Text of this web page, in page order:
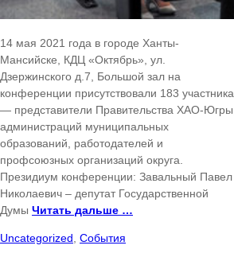
14 мая 2021 года в городе Ханты-
Мансийске, КДЦ «Октябрь», ул.
Дзержинского д.7, Большой зал на
конференции присутствовали 183 участника
— представители Правительства ХАО-Югры,
администраций муниципальных
образований, работодателей и
профсоюзных организаций округа.
Президиум конференции: Завальный Павел
Николаевич – депутат Государственной
Думы Читать дальше …
Uncategorized События